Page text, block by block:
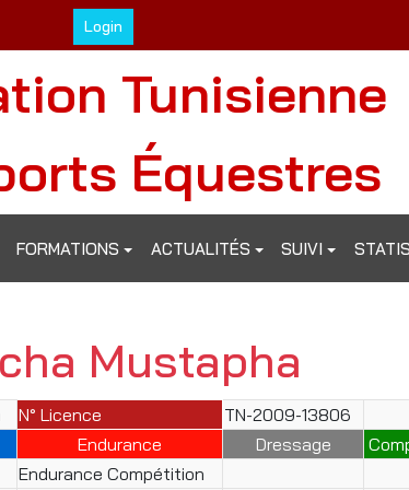
Login
Tunisienne
Équestres
FORMATIONS ACTUALITÉS SUIVI
Mustapha
N° Licence
TN-2009-13806
Endurance Dressage
Endurance Compétition